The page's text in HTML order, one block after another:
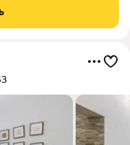
клуб и аква зона.Без